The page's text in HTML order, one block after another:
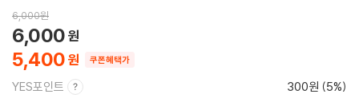
6,000원
5,400
6,000
쿠폰혜택가
YES포인트 300원 (5%)